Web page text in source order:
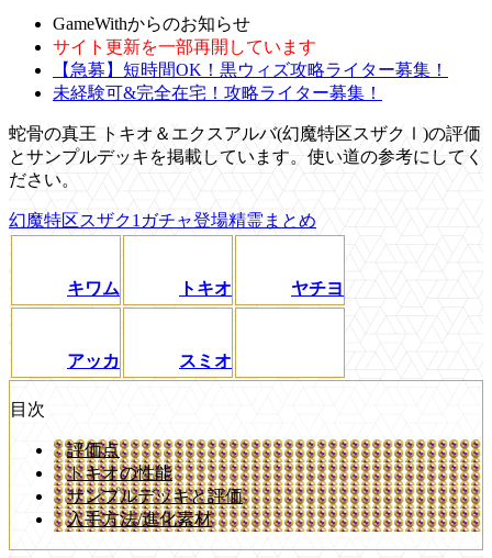
GameWithからのお知らせ
サイト更新を一部再開しています
【急募】短時間OK！黒ウィズ攻略ライター募集！
未経験可&完全在宅！攻略ライター募集！
蛇骨の真王 トキオ＆エクスアルバ(幻魔特区スザクⅠ)の評価
とサンプルデッキを掲載しています。使い道の参考にしてく
ださい。
幻魔特区スザク1ガチャ登場精霊まとめ
キワム トキオ ヤチヨ
アッカ スミオ
目次
評価点
トキオの性能
サンプルデッキと評価
入手方法/進化素材